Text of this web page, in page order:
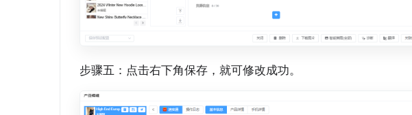
步骤五：点击右下角保存，就可修改成功。